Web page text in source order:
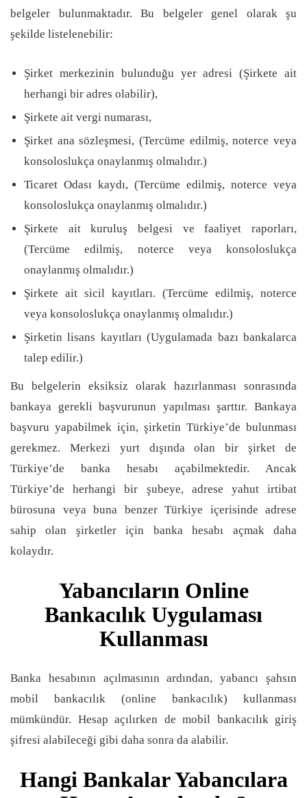
belgeler bulunmaktadır. Bu belgeler genel olarak şu
şekilde listelenebilir:
Şirket merkezinin bulunduğu yer adresi (Şirkete ait
herhangi bir adres olabilir),
Şirkete ait vergi numarası,
Şirket ana sözleşmesi, (Tercüme edilmiş, noterce veya
konsoloslukça onaylanmış olmalıdır.)
Ticaret Odası kaydı, (Tercüme edilmiş, noterce veya
konsoloslukça onaylanmış olmalıdır.)
Şirkete ait kuruluş belgesi ve faaliyet raporları,
(Tercüme edilmiş, noterce veya konsoloslukça
onaylanmış olmalıdır.)
Şirkete ait sicil kayıtları. (Tercüme edilmiş, noterce
veya konsoloslukça onaylanmış olmalıdır.)
Şirketin lisans kayıtları (Uygulamada bazı bankalarca
talep edilir.)
Bu belgelerin eksiksiz olarak hazırlanması sonrasında
bankaya gerekli başvurunun yapılması şarttır. Bankaya
başvuru yapabilmek için, şirketin Türkiye’de bulunması
gerekmez. Merkezi yurt dışında olan bir şirket de
Türkiye’de banka hesabı açabilmektedir. Ancak
Türkiye’de herhangi bir şubeye, adrese yahut irtibat
bürosuna veya buna benzer Türkiye içerisinde adrese
sahip olan şirketler için banka hesabı açmak daha
kolaydır.
Yabancıların Online
Bankacılık Uygulaması
Kullanması
Banka hesabının açılmasının ardından, yabancı şahsın
mobil bankacılık (online bankacılık) kullanması
mümkündür. Hesap açılırken de mobil bankacılık giriş
şifresi alabileceği gibi daha sonra da alabilir.
Hangi Bankalar Yabancılara